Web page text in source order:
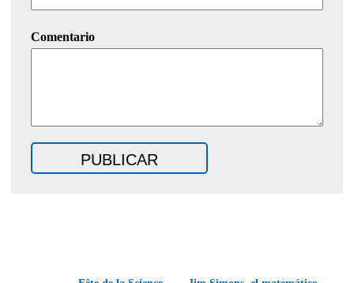
Comentario